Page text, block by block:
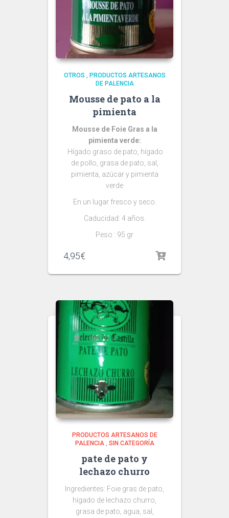
OTROS , PRODUCTOS ARTESANOS
DE PALENCIA
Mousse de pato a la
pimienta
Mousse de Foie Gras a la
pimienta verde:
Hígado graso de pato, hígado
de pollo, grasa de pato, sal,
pimienta, azúcar y pimienta
verde
En un lugar fresco y seco.
Caducidad: 4 años.
Peso : 95 gr
4,95€
PRODUCTOS ARTESANOS DE
PALENCIA, SIN CATEGORÍA
pate de pato y
lechazo churro
Ingredientes: Foie gras de pato,
hígado de lechazo churro,
grasa de pato, agua, sal,